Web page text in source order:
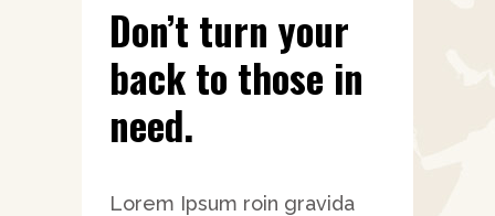
Don’t turn your
back to those in
need.
Lorem Ipsum roin gravida